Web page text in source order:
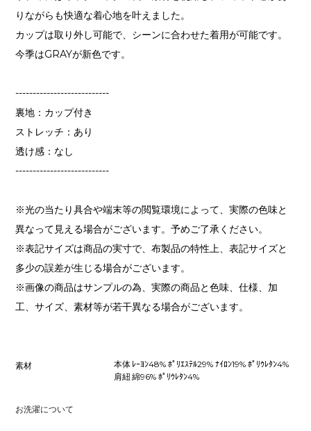
りながらも快適な着心地を叶えました。
カップは取り外し可能で、シーンに合わせた着用が可能です。
今季はGRAYが新色です。
---------------------------
裏地：カップ付き
ストレッチ：あり
透け感：なし
---------------------------
※光の当たり具合や端末等の閲覧環境によって、実際の色味と
異なって見える場合がございます。予めご了承ください。
※表記サイズは商品の実寸で、布製品の特性上、表記サイズと
多少の誤差が生じる場合がございます。
※画像の商品はサンプルの為、実際の商品と色味、仕様、加
工、サイズ、素材等が若干異なる場合がございます。
素材
本体 ﾚｰﾖﾝ48% ﾎﾟﾘｴｽﾃﾙ29% ﾅｲﾛﾝ19% ﾎﾟﾘｳﾚﾀﾝ4%
肩紐 綿96% ﾎﾟﾘｳﾚﾀﾝ4%
お洗濯について